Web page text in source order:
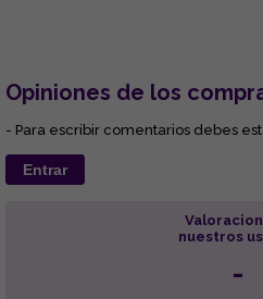
Opiniones de los
- Para escribir comentarios debes
Entrar
nuestros
-